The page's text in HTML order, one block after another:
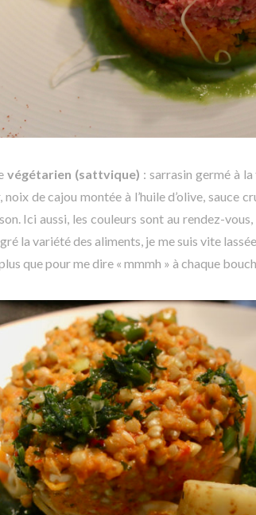
végétarien (sattvique) : sarrasin germé à
de cajou montée à l’huile d’olive, sauce
Ici aussi, les couleurs sont au rendez-
la variété des aliments, je me suis vite
que pour me dire « mmmh » à chaque